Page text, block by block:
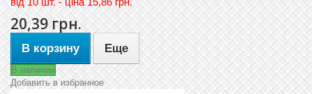
20,39 грн.
В корзину Еще
В наличии
Добавить в избранное